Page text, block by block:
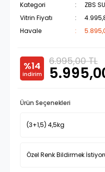
Kategori
ZBS
Vitrin Fiyatı
Havale
%14
indirim
6.995,00 TL
Ürün Seçenekleri